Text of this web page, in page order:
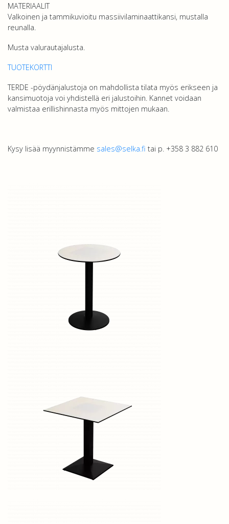
MATERIAALIT
Valkoinen ja tammikuvioitu massiivilaminaattikansi, mustalla
reunalla.
Musta valurautajalusta.
TUOTEKORTTI
TERDE -pöydänjalustoja on mahdollista tilata myös erikseen ja
kansimuotoja voi yhdistellä eri jalustoihin. Kannet voidaan
valmistaa erillishinnasta myös mittojen mukaan.
Kysy lisää myynnistämme sales@selka.fi tai p. +358 3 882 610